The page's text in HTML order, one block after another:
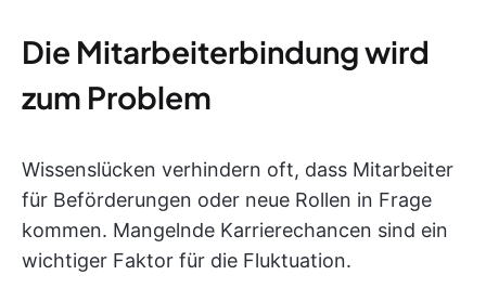
Die Mitarbeiterbindung wird
zum Problem
Wissenslücken verhindern oft, dass Mitarbeiter
für Beförderungen oder neue Rollen in Frage
kommen. Mangelnde Karrierechancen sind ein
wichtiger Faktor für die Fluktuation.